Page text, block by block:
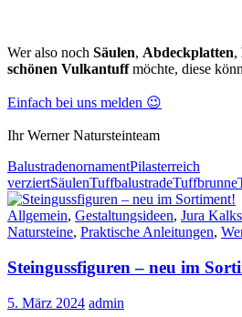
Wer also noch Säulen, Abdeckplatten,
schönen Vulkantuffmöchte, diese
Einfach bei uns melden 😉
Ihr Werner Natursteinteam
BalustradenornamentPilasterreich
verziertSäulenTuffbalustradeTuffbrunne
Allgemein, Gestaltungsideen, Jura
Natursteine, Praktische Anleitungen,
Steingussfiguren – neu im
5. März 2024 admin